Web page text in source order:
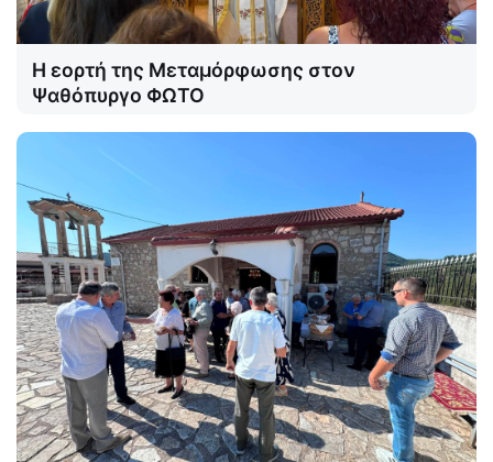
Η εορτή της Μεταμόρφωσης στον
Ψαθόπυργο ΦΩΤΟ